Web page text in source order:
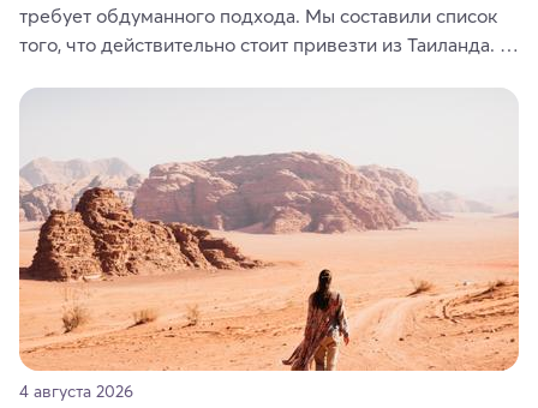
требует обдуманного подхода. Мы составили список
того, что действительно стоит привезти из Таиланда.
средства, одежду, украшения, предметы интерьера
где их купить.
4 августа 2026